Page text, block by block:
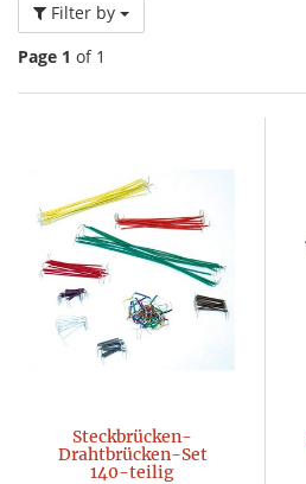
Filter by
Page 1 of 1
Steckbrücken-
Drahtbrücken-Set
140-teilig